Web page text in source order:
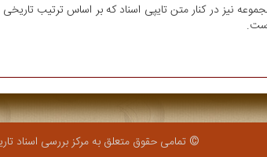
نیز در کنار متن تایپی اسناد که بر اساس ترتیب
© تمامی حقوق متعلق به مرکز بررسی اسناد